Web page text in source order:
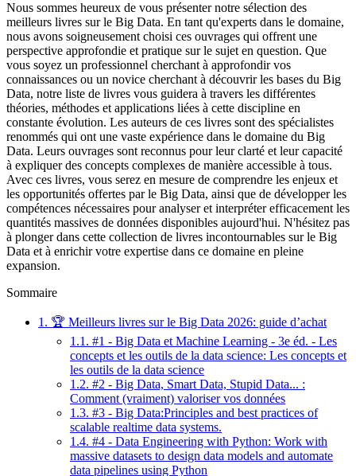
Nous sommes heureux de vous présenter notre sélection des
meilleurs livres sur le Big Data. En tant qu'experts dans le domaine,
nous avons soigneusement choisi ces ouvrages qui offrent une
perspective approfondie et pratique sur le sujet en question. Que
vous soyez un professionnel cherchant à approfondir vos
connaissances ou un novice cherchant à découvrir les bases du Big
Data, notre liste de livres vous guidera à travers les différentes
théories, méthodes et applications liées à cette discipline en
constante évolution. Les auteurs de ces livres sont des spécialistes
renommés qui ont une vaste expérience dans le domaine du Big
Data. Leurs ouvrages sont reconnus pour leur clarté et leur capacité
à expliquer des concepts complexes de manière accessible à tous.
Avec ces livres, vous serez en mesure de comprendre les enjeux et
les opportunités offertes par le Big Data, ainsi que de développer les
compétences nécessaires pour analyser et interpréter efficacement les
quantités massives de données disponibles aujourd'hui. N'hésitez pas
à plonger dans cette collection de livres incontournables sur le Big
Data et à enrichir votre expertise dans ce domaine en pleine
expansion.
Sommaire
1. 🏆 Meilleurs livres sur le Big Data 2026: guide d’achat
1.1. #1 - Big Data et Machine Learning - 3e éd. - Les
concepts et les outils de la data science: Les concepts et
les outils de la data science
1.2. #2 - Big Data, Smart Data, Stupid Data... :
Comment (vraiment) valoriser vos données
1.3. #3 - Big Data:Principles and best practices of
scalable realtime data systems.
1.4. #4 - Data Engineering with Python: Work with
massive datasets to design data models and automate
data pipelines using Python